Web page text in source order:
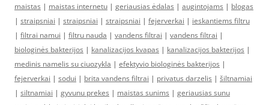
maistas | maistas internetu | geriausias ėdalas | augintojams | blogas
| straipsniai | straipsniai | straipsniai | fejerverkai | ieskantiems filtru
| filtrai namui | filtru nauda | vandens filtrai | vandens filtrai |
biologinės bakterijos | kanalizacijos kvapas | kanalizacijos bakterijos |
medinis namelis su ciuozykla | efektyvio biologinės bakterijos |
fejerverkai | sodui | brita vandens filtrai | privatus darzelis | šiltnamiai
| siltnamiai | gyvunu prekes | maistas sunims | geriausias sunu